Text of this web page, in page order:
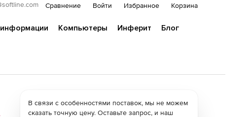
Сравнение Войти Избранное Корзина
Компьютеры Инферит
Блог
В связи с особенностями поставок, мы не можем
сказать точную цену. Оставьте запрос, и наш